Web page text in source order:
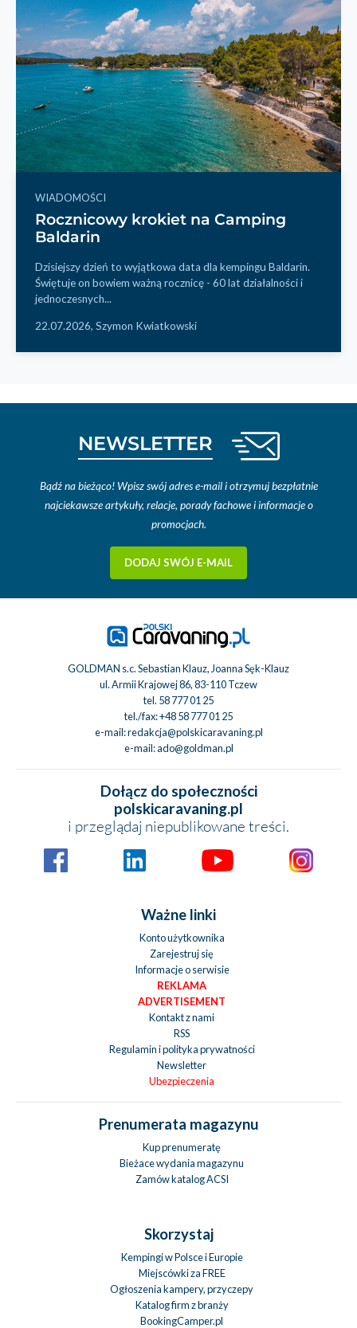
WIADOMOŚCI
Rocznicowy krokiet na Camping
Baldarin
Dzisiejszy dzień to wyjątkowa data dla kempingu Baldarin.
Świętuje on bowiem ważną rocznicę - 60 lat działalności i
jednoczesnych...
22.07.2026, Szymon Kwiatkowski
NEWSLETTER
Bądź na bieżąco! Wpisz swój adres e-mail i otrzymuj bezpłatnie
najciekawsze artykuły, relacje, porady fachowe i informacje o
promocjach.
DODAJ SWÓJ E-MAIL
GOLDMAN s.c. Sebastian Klauz, Joanna Sęk-Klauz
ul. Armii Krajowej 86, 83-110 Tczew
tel. 58 777 01 25
tel./fax:+48 58 777 01 25
e-mail:redakcja@polskicaravaning.pl
e-mail:ado@goldman.pl
Dołącz do społeczności
polskicaravaning.pl
i przeglądaj niepublikowane treści.
Ważne linki
Konto użytkownika
Zarejestruj się
Informacje o serwisie
REKLAMA
ADVERTISEMENT
Kontakt z nami
RSS
Regulamin i polityka prywatności
Newsletter
Ubezpieczenia
Prenumerata magazynu
Kup prenumeratę
Bieżace wydania magazynu
Zamów katalog ACSI
Skorzystaj
Kempingi w Polsce i Europie
Miejscówki za FREE
Ogłoszenia kampery, przyczepy
Katalog firm z branży
BookingCamper.pl